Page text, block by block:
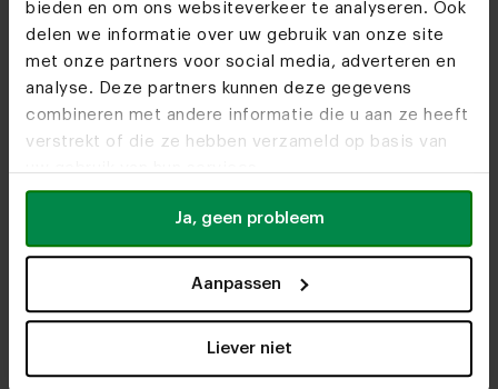
bieden en om ons websiteverkeer te analyseren. Ook
delen we informatie over uw gebruik van onze site
met onze partners voor social media, adverteren en
analyse. Deze partners kunnen deze gegevens
combineren met andere informatie die u aan ze heeft
verstrekt of die ze hebben verzameld op basis van
Ja, geen probleem
Aanpassen
Liever niet
In onze woonwinkels kun je altijd terecht voor
interieuradvies, stof- en kleurstalen of om je favo